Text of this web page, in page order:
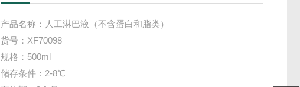
产品名称：人工淋巴液（不含蛋白和脂类）
货号：XF70098
规格：500ml
储存条件：2-8℃